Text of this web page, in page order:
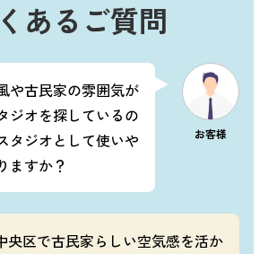
あるご質問
お客様
や古民家の雰囲気が
ジオを探しているの
タジオとして使いや
ますか？
央区で古民家らしい空気感を活か